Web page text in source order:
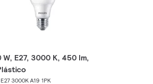
W, E27, 3000 K, 450 lm,
3000K A19 1PK